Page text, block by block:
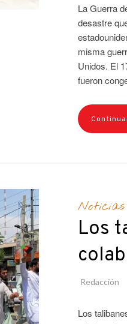
La Guerra
desastre
misma
Unidos. El
fueron
Noticias
Los
Redacción
Los